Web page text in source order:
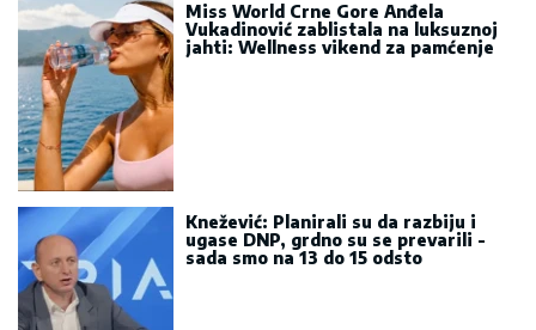
Miss World Crne Gore Anđela
Vukadinović zablistala na luksuznoj
jahti: Wellness vikend za pamćenje
Knežević: Planirali su da razbiju i
ugase DNP, grdno su se prevarili -
sada smo na 13 do 15 odsto